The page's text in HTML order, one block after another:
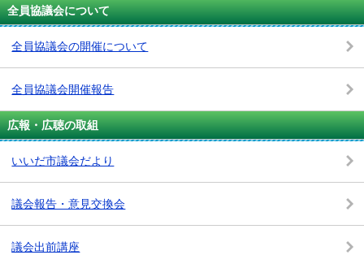
全員協議会について
全員協議会の開催について
全員協議会開催報告
広報・広聴の取組
いいだ市議会だより
議会報告・意見交換会
議会出前講座